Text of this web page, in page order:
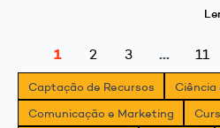
1 2 3 … 11
Captação de Recursos
Ciência
Comunicação e Marketing